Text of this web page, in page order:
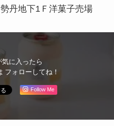
丹地下1Ｆ洋菓子売場
気に入ったら
フォローしてね！
Follow Me